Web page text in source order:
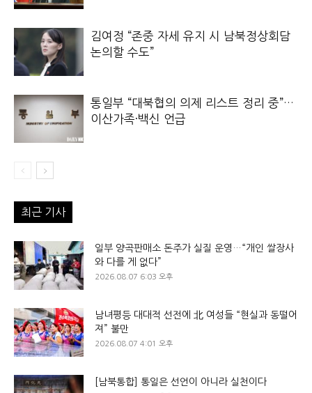
김여정 “존중 자세 유지 시 남북정상회담
논의할 수도”
통일부 “대북협의 의제 리스트 정리 중”…
이산가족·백신 언급
최근 기사
일부 양곡판매소 돈주가 실질 운영…“개인 쌀장사
와 다를 게 없다”
2026.08.07 6:03 오후
남녀평등 대대적 선전에 北 여성들 “현실과 동떨어
져” 불만
2026.08.07 4:01 오후
[남북통합] 통일은 선언이 아니라 실천이다